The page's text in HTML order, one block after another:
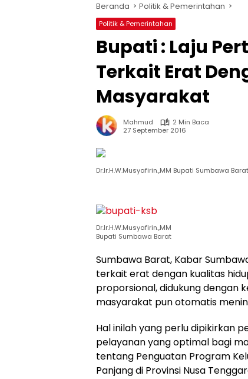
Beranda Politik & Pemerintahan
Politik & Pemerintahan
Bupati : Laju
Terkait Erat
Masyarakat
Mahmud
2 Min Baca
27 September 2016
Dr.Ir.H.W.Musyafirin.,MM Bupati Sumbawa Barat
Dr.Ir.H.W.Musyafirin.,MM
Bupati Sumbawa Barat
Sumbawa Barat, Kabar
terkait erat dengan kualitas
proporsional, didukung dengan
masyarakat pun otomatis
Hal inilah yang perlu dipikirkan
pelayanan yang optimal bagi
tentang Penguatan Program
Panjang di Provinsi Nusa